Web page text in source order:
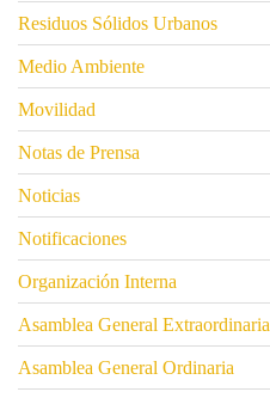
Residuos Sólidos Urbanos
Medio Ambiente
Movilidad
Notas de Prensa
Noticias
Notificaciones
Organización Interna
Asamblea General Extraordinaria
Asamblea General Ordinaria